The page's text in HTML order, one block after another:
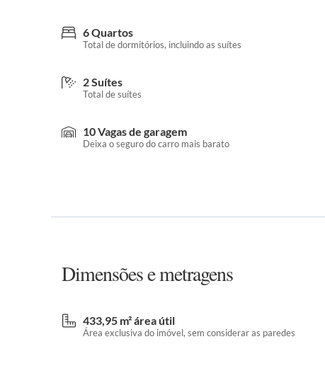
6 Quartos
Total de dormitórios, incluindo as suítes
2 Suítes
Total de suítes
10 Vagas de garagem
Deixa o seguro do carro mais barato
Dimensões e metragens
433,95 m² área útil
Área exclusiva do imóvel, sem considerar as paredes